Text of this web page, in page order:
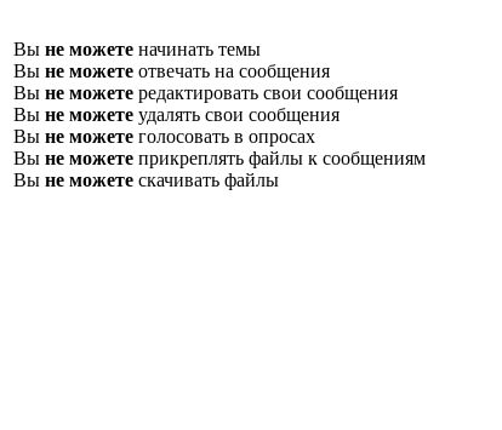
Вы не можете начинать темы
Вы не можете отвечать на сообщения
Вы не можете редактировать свои сообщения
Вы не можете удалять свои сообщения
Вы не можете голосовать в опросах
Вы не можете прикреплять файлы к сообщениям
Вы не можете скачивать файлы